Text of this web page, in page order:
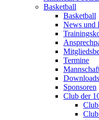
Basketball
Basketball
News und
Termine
Downloads
Sponsoren
Club der